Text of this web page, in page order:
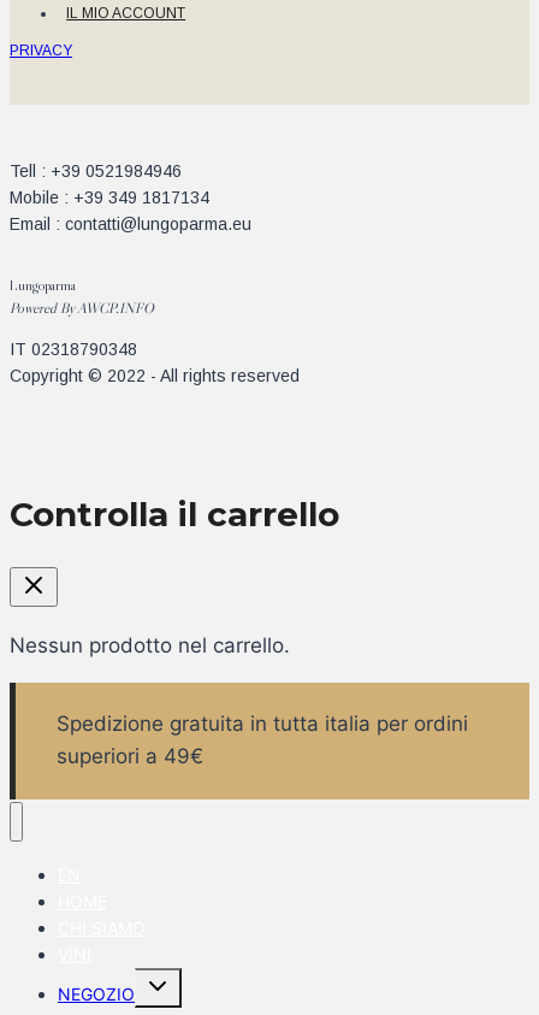
IL MIO ACCOUNT
PRIVACY
Tell : +39 0521984946
Mobile : +39 349 1817134
Email : contatti@lungoparma.eu
Lungoparma
Powered ByAWCP.INFO
IT 02318790348
Copyright © 2022 - All rights reserved
Controlla il carrello
Nessun prodotto nel carrello.
Spedizione gratuita in tutta italia per ordini
superiori a 49€
NEGOZIO
Alterna